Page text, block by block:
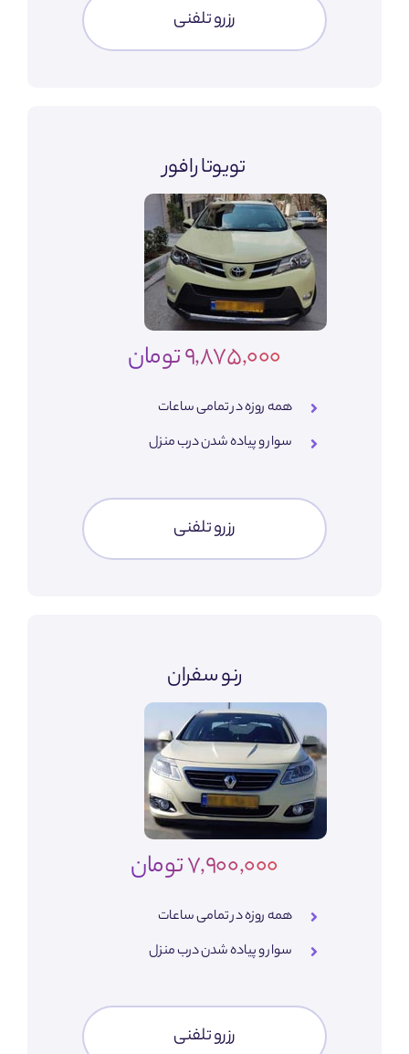
رزرو تلفنی
تویوتا رافور
9,875,000 تومان
همه روزه در تمامی ساعات
سوار و پیاده شدن درب منزل
رزرو تلفنی
رنو سفران
7,900,000 تومان
همه روزه در تمامی ساعات
سوار و پیاده شدن درب منزل
رزرو تلفنی